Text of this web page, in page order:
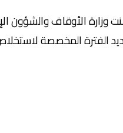
وزارة الأوقاف والشؤون
الفترة المخصصة